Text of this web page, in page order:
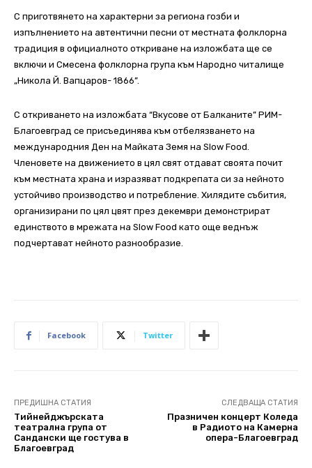
С приготвянето на характерни за региона гозби и
изпълнението на автентични песни от местната фолклорна
традиция в официалното откриване на изложбата ще се
включи и Смесена фолклорна група към Народно читалище
„Никола Й. Вапцаров- 1866”.
С откриването на изложбата “Вкусове от Балканите” РИМ-
Благоевград се присъединява към отбелязването на
международния Ден на Майката Земя на Slow Food.
Членовете на движението в цял свят отдават своята почит
към местната храна и изразяват подкрепата си за нейното
устойчиво производство и потребление. Хилядите събития,
организирани по цял цвят през декември демонстрират
единството в мрежата на Slow Food като още веднъж
подчертават нейното разнообразие.
Facebook Twitter
ПРЕДИШНА СТАТИЯ
Тийнейджърската
театрална група от
Сандански ще гостува в
Благоевград
СЛЕДВАЩА СТАТИЯ
Празничен концерт Коледа
в Радиото на Камерна
опера-Благоевград